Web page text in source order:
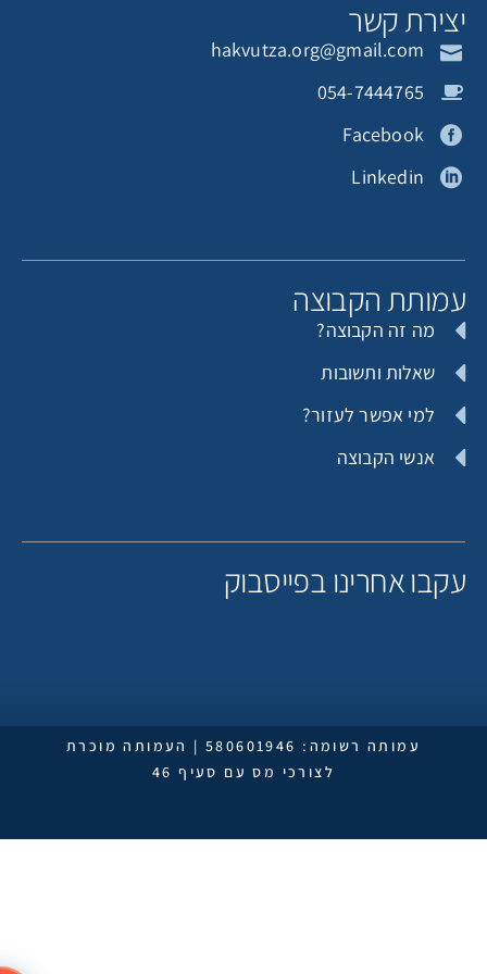
תורם אנונימי
קשר
hakvutza.org@gmail.com
054-7444765
Facebook
Linkedin
הקבוצה
מה זה הקבוצה?
שאלות ותשובות
למי אפשר לעזור?
אנשי הקבוצה
אחרינו בפייסבוק
עמותה רשומה: 580601946 | העמותה מוכרת
לצורכי מס עם סעיף 46